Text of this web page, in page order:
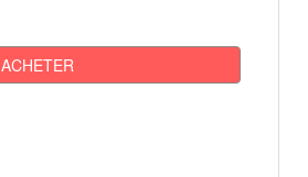
ACHETER